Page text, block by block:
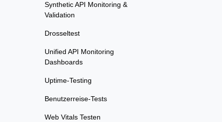
Synthetic API Monitoring &
Validation
Drosseltest
Unified API Monitoring
Dashboards
Uptime-Testing
Benutzerreise-Tests
Web Vitals Testen